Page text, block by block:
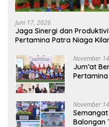
Juni 17, 2026
Jaga Sinergi dan
Pertamina Patra Niaga
November
Jum’at
November
Semangat
Balongan